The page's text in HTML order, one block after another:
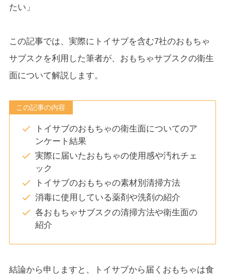
たい」
この記事では、実際にトイサブを含む7社のおもちゃ
サブスクを利用した筆者が、おもちゃサブスクの衛生
面について解説します。
この記事の内容
トイサブのおもちゃの衛生面についてのア
ンケート結果
実際に届いたおもちゃの使用感や汚れチェ
ック
トイサブのおもちゃの素材別清掃方法
消毒に使用している薬剤や洗剤の紹介
各おもちゃサブスクの清掃方法や衛生面の
紹介
結論から申しますと、トイサブから届くおもちゃは食